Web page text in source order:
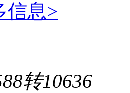
信息>
转10636